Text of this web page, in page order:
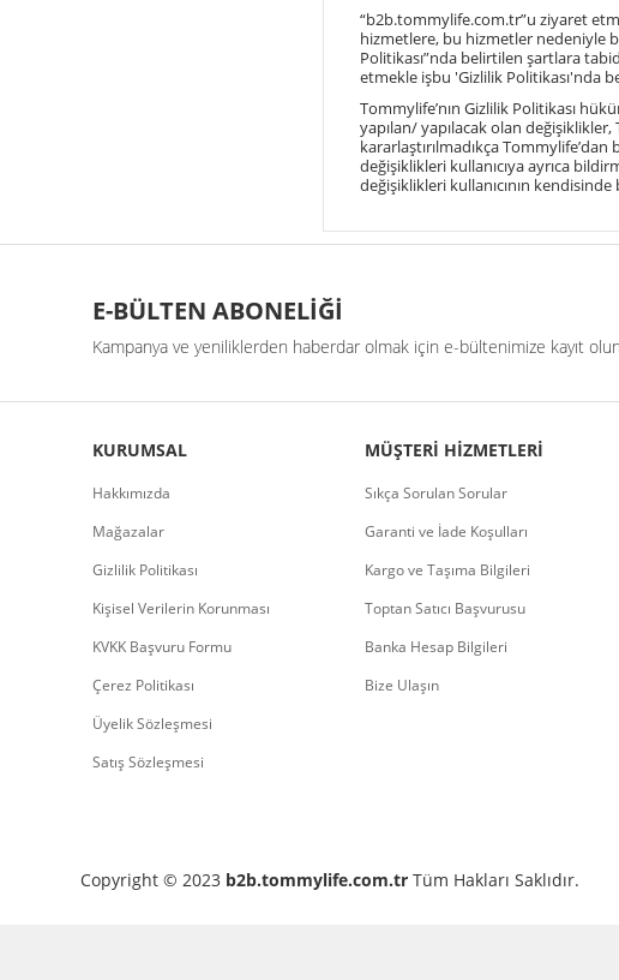
“b2b.tommylife.com.tr”u ziyaret
hizmetlere, bu hizmetler nedeniyle
Politikası”nda belirtilen şartlara
etmekle işbu 'Gizlilik Politikası'nda
Tommylife’nın Gizlilik Politikası
yapılan/ yapılacak olan
kararlaştırılmadıkça
değişiklikleri kullanıcıya ayrıca
değişiklikleri kullanıcının
E-BÜLTEN ABONELİĞİ
Kampanya ve yeniliklerden haberdar olmak için e-bültenimize kayıt
KURUMSAL
Hakkımızda
Mağazalar
Gizlilik Politikası
Kişisel Verilerin Korunması
KVKK Başvuru Formu
Çerez Politikası
Üyelik Sözleşmesi
Satış Sözleşmesi
MÜŞTERI HIZMETLERI
Sıkça Sorulan Sorular
Garanti ve İade Koşulları
Kargo ve Taşıma Bilgileri
Toptan Satıcı Başvurusu
Banka Hesap Bilgileri
Bize Ulaşın
Copyright © 2023 b2b.tommylife.com.tr Tüm Hakları Saklıdır.